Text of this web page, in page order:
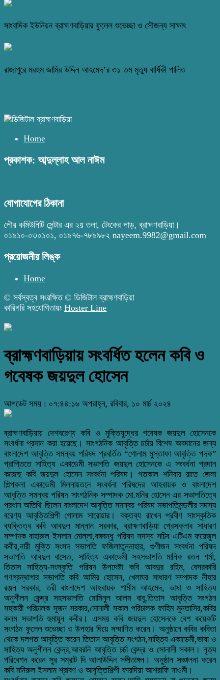
সাংবাদিক ইউনিয়ন ব্রাহ্মণবাড়িয়ার ফুলেল শুভেচ্ছা ও সৌজন্য সাক্ষাৎ
রাজাপুরে মরহুম জামির উদ্দিন আহমেদ’র ৩১ তম মৃত্যু বার্ষিকী পালিত
Home
প্রকাশক: আব্দুল্লাহ আল নাঈম
যোগাযোগের ঠিকানা
পৌর কমিউনিটি সেন্টার এর ২য় তলা, টেংকের পাড়, ব্রাহ্মণবাড়িয়া।
০১৯১০-০৩০১০১, ০১৯৭৬-৭৮৯৯৮২ nayeem.9982@gmail.com
প্রয়োজনীয় লিঙ্ক
Home
© সর্বস্বত্ব সংরক্ষিত © ডিজিটাল ব্রাহ্মণবাড়িয়া
কারিগরি সহযোগিতায়ঃ Hoster Line
ব্রাহ্মণবাড়িয়ায় সংবর্ধিত হলেন কবি ও
গবেষক জয়দুল হোসেন
আপডেট সময় : ০৭:৪৪:১৬ অপরাহ্ন, রবিবার, ১০ মার্চ ২০২৪
ব্রাহ্মণবাড়িয়ায় দেশবরেণ্য কবি ও মুক্তিযুদ্ধের গবেষক জয়দুল হোসেনকে
সংবর্ধনা প্রদান করা হয়েছে। সাংগঠনিক আবৃত্তি চর্চায় বিশেষ অবদানের জন্য
বাংলাদেশ আবৃত্তি সমন্বয় পরিষদ প্রবর্তিত “গোলাম মুস্তাফা আবৃত্তি পদক”
প্রাপ্তিতে সাহিত্য একাডেমী সভাপতি জয়দুল হোসেনকে এ সংবর্ধনা প্রদান
করেছে কবি জয়দুল হোসেন সংবর্ধনা পরিষদ। গতকাল শনিবার রাতে জেলা
শিল্পকলা একাডেমী মিলনায়তনে সংবর্ধনা পরিষদের আহবায়ক ও বাংলাদেশ
আবৃত্তি সমন্বয় পরিষদ সাংগঠনিক সম্পাদক মো.মনির হোসেন এর সভাপতিত্বে
প্রধান অতিথি ছিলেন বাংলাদেশ আবৃত্তি সমন্বয় পরিষদ সভাপতিমন্ডলীর সদস্য
বরেণ্য আবৃত্তিশিল্পী গোলাম সারোয়ার। বক্তব্য রাখেন প্রবীণ সাংস্কৃতিক
ব্যক্তিত্ব কবি আবদুল মান্নান সরকার, ব্রাহ্মণবাড়িয়া প্রেসক্লাব সাধারণ
সম্পাদক বাহারুল ইসলাম মোল্লা,বঙ্গবন্ধু পরিষদ সদস্য সচিব এটিএম ফয়েজুল
কবীর,নারী মুক্তি সংসদ সভাপতি ফজিলাতুন্নাহার, গুণীজন সংবর্ধনা পরিষদ
সভাপতি আবদুল বাসেত, সাহিত্য একাডেমী সহসভাপতি মানিক রতন শর্মা,
তিতাস সাহিত্য-সংস্কৃতি পরিষদ উপদেষ্টা কবি আবদুর রহিম, বেসরকারি
গণগ্রন্থাগার সভাপতি কবি আমির হোসেন, খেলাঘর সাধারণ সম্পাদক নীহার
রঞ্জন সরকার, তরী বাংলাদেশ আহবায়ক শামীম আহমেদ, ভাষা ও সাহিত্য
অনুশীলন কেন্দ্র সহসভাপতি মোমিনুল আলম বাবু,তিতাস আবৃত্তি সংগঠন
সহকারী পরিচালক সুজন সরকার,সোনালী সকাল পরিচালক ফাহিম মুনতাসির,কবির
কলম সভাপতি হুমায়ুন কবীর। এসময় কবি জয়দুল হোসেনকে বেশ কয়েকটি
সংগঠন ফুলেল শুভেচ্ছা ও উপহার দিয়ে সম্মাণিত করেন। অনুষ্ঠানে কবির কবিতা
থেকে দলগত আবৃত্তি করেন তিতাস আবৃত্তি সংগঠন,সাহিত্য একাডেমী,ভাষা ও
সাহিত্য অনুশীলন কেন্দ্র,আবরনি আবৃত্তি চর্চা কেন্দ্র ও সোনালী সকাল। নৃত্য
পরিবেশন করেন সুর সম্রাট দি আলাউদ্দিন সঙ্গীতাঙ্গন। অনুষ্ঠান সঞ্চালনা করেন
কবি মনিরুল ইসলাম শ্রাবণ ও আবৃত্তিশিল্পী ফারদিয়া আশরাফি নাওমী।